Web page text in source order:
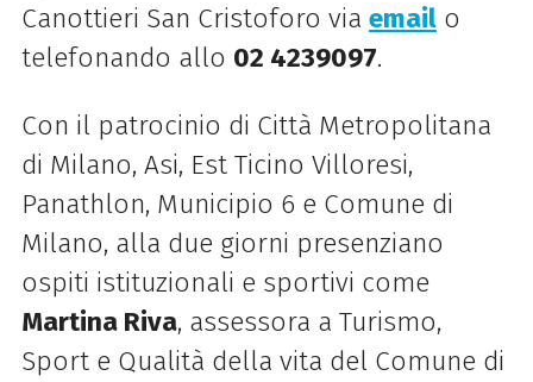
Canottieri San Cristoforo via emailo
telefonando allo 02 4239097.
Con il patrocinio di Città Metropolitana
di Milano, Asi, Est Ticino Villoresi,
Panathlon, Municipio 6 e Comune di
Milano, alla due giorni presenziano
ospiti istituzionali e sportivi come
Martina Riva, assessora a Turismo,
Sport e Qualità della vita del Comune di